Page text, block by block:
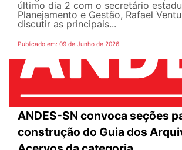
último dia 2 com o secretário
Planejamento e Gestão, Rafael
discutir as principais...
Publicado em: 09 de Junho de 2026
ANDES-SN convoca seções
construção do Guia dos